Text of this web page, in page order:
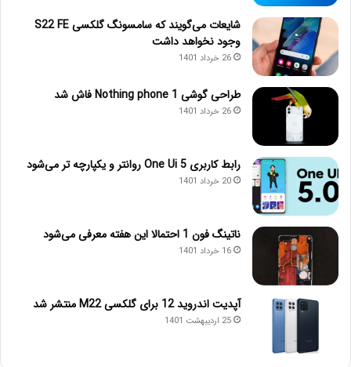
شایعات می‌گویند که سامسونگ گلکسی S22 FE
وجود نخواهد داشت
26 خرداد 1401
طراحی گوشی Nothing phone 1 فاش شد
26 خرداد 1401
رابط کاربری One Ui 5 روانتر و یکپارچه تر می‌شود
20 خرداد 1401
ناتینگ فون 1 احتمالا این هفته معرفی می‌شود
16 خرداد 1401
آپدیت اندروید 12 برای گلکسی M22 منتشر شد
25 اردیبهشت 1401